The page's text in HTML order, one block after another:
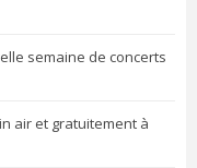
semaine de concerts
air et gratuitement à